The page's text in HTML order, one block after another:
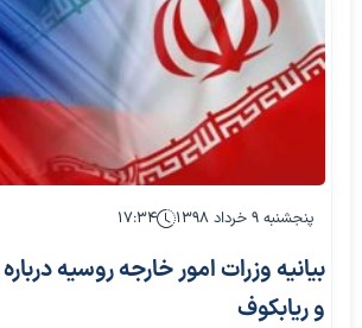
پنجشنبه ۹ خرداد ۱۳۹۸ ۱۷:۳۴
بیانیه وزرات امور خارجه روسیه
و ریابکوف